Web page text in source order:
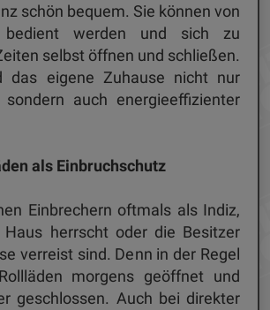
schön bequem. Sie können von
werden und sich zu
selbst öffnen und schließen.
das eigene Zuhause nicht nur
sondern auch energieeffizienter
als Einbruchschutz
Einbrechern oftmals als Indiz,
herrscht oder die Besitzer
verreist sind. Denn in der Regel
morgens geöffnet und
geschlossen. Auch bei direkter